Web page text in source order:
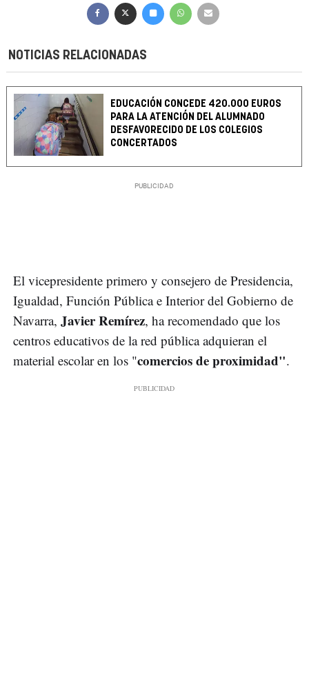
NOTICIAS RELACIONADAS
EDUCACIÓN CONCEDE 420.000 EUROS
PARA LA ATENCIÓN DEL ALUMNADO
DESFAVORECIDO DE LOS COLEGIOS
CONCERTADOS
El vicepresidente primero y consejero de Presidencia,
Igualdad, Función Pública e Interior del Gobierno de
Navarra, Javier Remírez, ha recomendado que los
centros educativos de la red pública adquieran el
material escolar en los "comercios de proximidad".